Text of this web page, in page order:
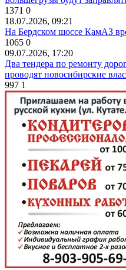
1371 0
18.07.2026, 09:21
На Бердском шоссе КамАЗ
1065 0
09.07.2026, 17:20
Два тендера по ремонту
проводят новосибирские
997 1